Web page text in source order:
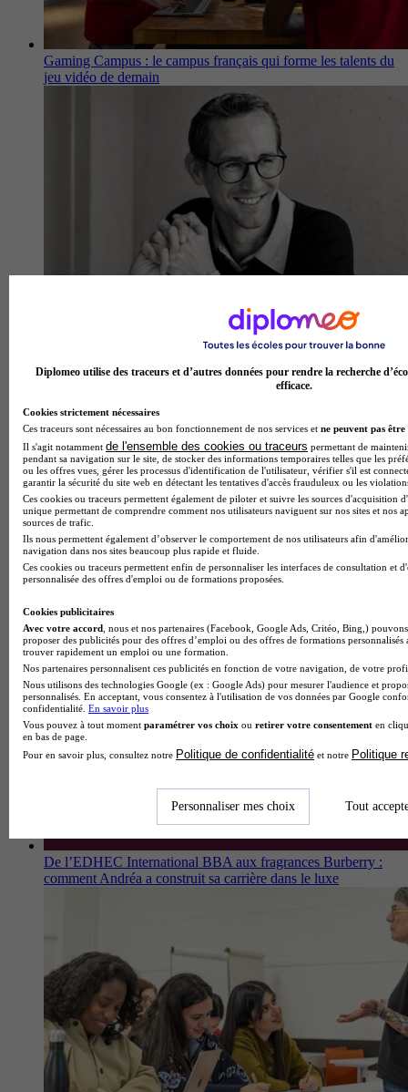
Gaming Campus : le campus français qui forme les talents du
jeu vidéo de demain
Groupe ESRA : le tremplin qu’il te faut pour briller dans
mise sur l’accompagnement
De l’EDHEC International BBA aux fragrances Burberry :
comment Andréa a construit sa carrière dans le luxe
Diplomeo utilise des traceurs et d’autres données pour rendre la recherche
efficace.
Cookies strictement nécessaires
Ces traceurs sont nécessaires au bon fonctionnement de nos services et ne peuvent pas être
Il s'agit notamment de l'ensemble des cookies ou traceurs permettant de
pendant sa navigation sur le site, de stocker des informations temporaires telles que les
ou les offres vues, gérer les processus d'identification de l'utilisateur, vérifier s'il est
garantir la sécurité du site web en détectant les tentatives d'accès frauduleux ou les
Ces cookies ou traceurs permettent également de piloter et suivre les sources d'acquisition
unique permettant de comprendre comment nos utilisateurs naviguent sur nos sites et nos
sources de trafic.
Ils nous permettent également d’observer le comportement de nos utilisateurs afin
navigation dans nos sites beaucoup plus rapide et fluide.
Ces cookies ou traceurs permettent enfin de personnaliser les interfaces de consultation et
personnalisée des offres d'emploi ou de formations proposées.
Cookies publicitaires
Avec votre accord , nous et nos partenaires (Facebook, Google Ads, Critéo, Bing,)
proposer des publicités pour des offres d’emploi ou des offres de formations
trouver rapidement un emploi ou une formation.
Nos partenaires personnalisent ces publicités en fonction de votre navigation, de votre
Nous utilisons des technologies Google (ex : Google Ads) pour mesurer l'audience et
personnalisés. En acceptant, vous consentez à l'utilisation de vos données par Google
confidentialité. En savoir plus
Vous pouvez à tout moment paramétrer vos choix ou retirer votre consentement en
en bas de page.
Pour en savoir plus, consultez notre Politique de confidentialité et notre Politique
Personnaliser mes choix Tout